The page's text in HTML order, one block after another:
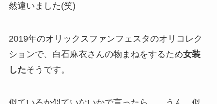
然違いました(笑)
2019年のオリックスファンフェスタのオリコレク
ションで、白石麻衣さんの物まねをするため女装
したそうです。